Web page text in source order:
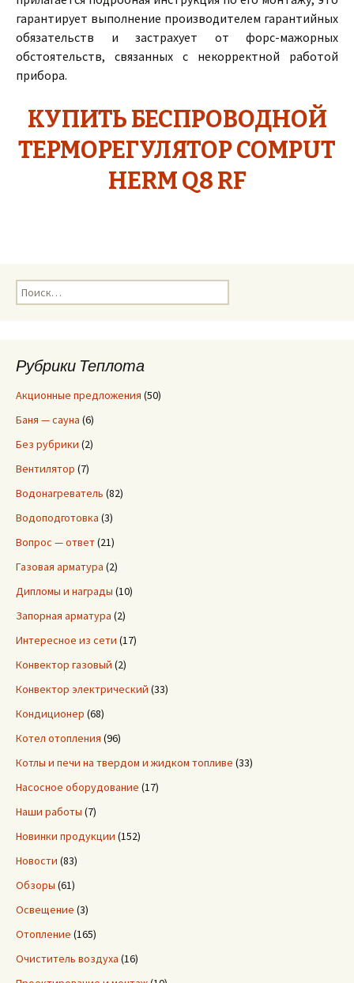
гарантирует выполнение производителем гарантийных
обязательств и застрахует от форс-мажорных
обстоятельств, связанных с некорректной работой
прибора.
КУПИТЬ БЕСПРОВОДНОЙ
ТЕРМОРЕГУЛЯТОР COMPUT
HERM Q8 RF
Н
а
:Рубрики Теплота
Акционные предложения (50)
Баня — сауна (6)
Без рубрики (2)
Вентилятор (7)
Водонагреватель (82)
Водоподготовка (3)
Вопрос — ответ(21)
Газовая арматура (2)
Дипломы и награды (10)
Запорная арматура (2)
Интересное из сети (17)
Конвектор газовый (2)
Конвектор электрический (33)
Кондиционер (68)
Котел отопления (96)
Котлы и печи на твердом и жидком топливе (33)
Насосное оборудование (17)
Наши работы (7)
Новинки продукции (152)
Новости (83)
Обзоры (61)
Освещение (3)
Отопление (165)
Очиститель воздуха (16)